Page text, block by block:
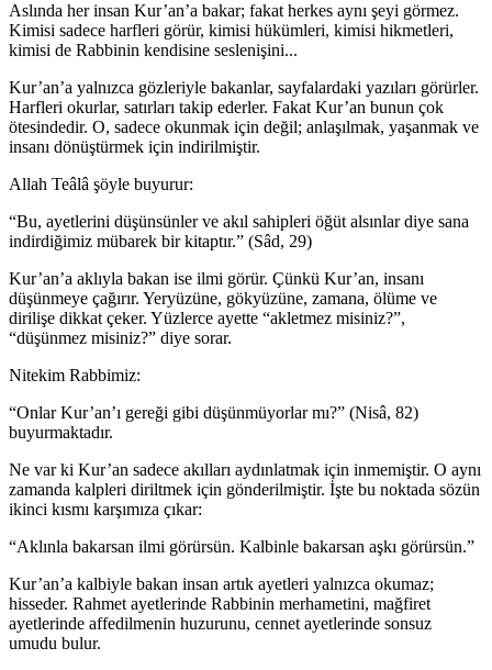
Aslında her insan Kur’an’a bakar; fakat herkes aynı şeyi görmez.
Kimisi sadece harfleri görür, kimisi hükümleri, kimisi hikmetleri,
kimisi de Rabbinin kendisine seslenişini...
Kur’an’a yalnızca gözleriyle bakanlar, sayfalardaki yazıları görürler.
Harfleri okurlar, satırları takip ederler. Fakat Kur’an bunun çok
ötesindedir. O, sadece okunmak için değil; anlaşılmak, yaşanmak ve
insanı dönüştürmek için indirilmiştir.
Allah Teâlâ şöyle buyurur:
“Bu, ayetlerini düşünsünler ve akıl sahipleri öğüt alsınlar diye sana
indirdiğimiz mübarek bir kitaptır.” (Sâd, 29)
Kur’an’a aklıyla bakan ise ilmi görür. Çünkü Kur’an, insanı
düşünmeye çağırır. Yeryüzüne, gökyüzüne, zamana, ölüme ve
dirilişe dikkat çeker. Yüzlerce ayette “akletmez misiniz?”,
“düşünmez misiniz?” diye sorar.
Nitekim Rabbimiz:
“Onlar Kur’an’ı gereği gibi düşünmüyorlar mı?” (Nisâ, 82)
buyurmaktadır.
Ne var ki Kur’an sadece akılları aydınlatmak için inmemiştir. O aynı
zamanda kalpleri diriltmek için gönderilmiştir. İşte bu noktada sözün
ikinci kısmı karşımıza çıkar:
“Aklınla bakarsan ilmi görürsün. Kalbinle bakarsan aşkı görürsün.”
Kur’an’a kalbiyle bakan insan artık ayetleri yalnızca okumaz;
hisseder. Rahmet ayetlerinde Rabbinin merhametini, mağfiret
ayetlerinde affedilmenin huzurunu, cennet ayetlerinde sonsuz
umudu bulur.